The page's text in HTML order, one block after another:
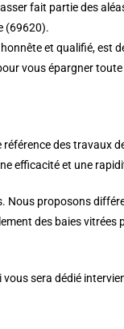
fait partie des
(69620).
et qualifié, est
vous épargner
des travaux
efficacité et une
Nous proposons
des baies vitrées
sera dédié